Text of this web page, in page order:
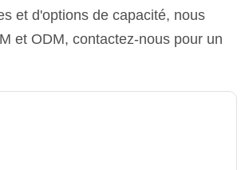
et d'options de capacité, nous
et ODM, contactez-nous pour un